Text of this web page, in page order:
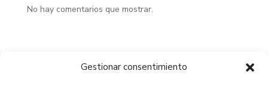
Gestionar consentimiento
No hay comentarios que mostrar.